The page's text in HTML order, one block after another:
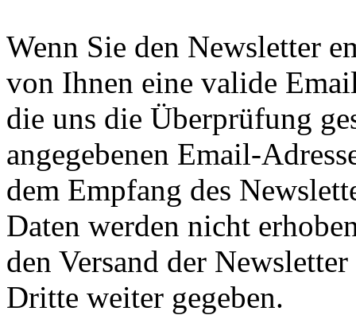
Wenn Sie den Newsletter
von Ihnen eine valide
die uns die Überprüfung
angegebenen Email-
dem Empfang des
Daten werden nicht
den Versand der
Dritte weiter gegeben.